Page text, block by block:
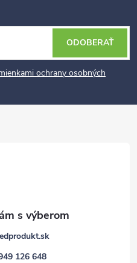
ochrany osobných
ODOBERAŤ
126 648